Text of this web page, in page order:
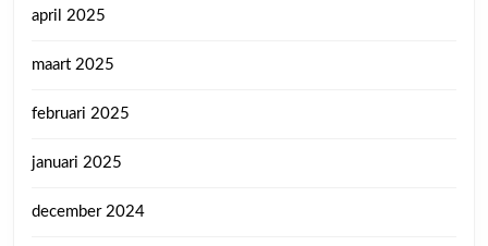
april 2025
maart 2025
februari 2025
januari 2025
december 2024